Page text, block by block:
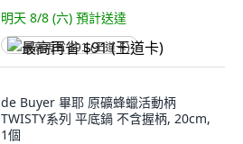
明天 8/8 (六) 預計送達
最高再省 $91 (王道卡)
de Buyer 畢耶 原礦蜂蠟活動柄
TWISTY系列 平底鍋 不含握柄, 20cm,
1個